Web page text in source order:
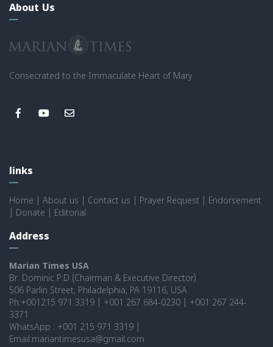
About Us
Consecrated to the Immaculate Heart of Mary
links
Home About us Contact us Prayer Request
Endorsement
Donate Editorial
Address
Marian Times USA
Br. Dominic P.D (Chairman & Executive Director)
506 Parlin Street, Philadelphia, PA 19116, USA
Ph:+001215 971 3319 | +001 267 684-0230 | +001 267 244-
3371
WhatsApp : +001 215 971 3319 |
Email:mariantimesusa@gmail.com